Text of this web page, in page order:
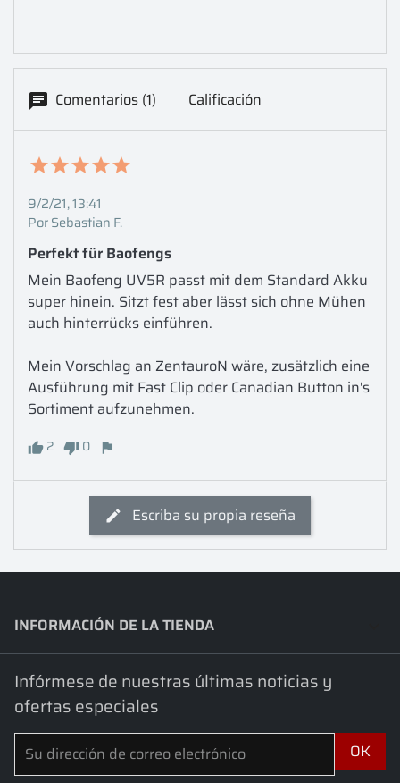
Comentarios (1) Calificación
9/2/21, 13:41
Por Sebastian F.
Perfekt für Baofengs
Mein Baofeng UV5R passt mit dem Standard Akku
super hinein. Sitzt fest aber lässt sich ohne Mühen
auch hinterrücks einführen.
Mein Vorschlag an ZentauroN wäre, zusätzlich eine
Ausführung mit Fast Clip oder Canadian Button in's
Sortiment aufzunehmen.
2 0
Escriba su propia reseña
INFORMACIÓN DE LA TIENDA
Infórmese de nuestras últimas noticias y
ofertas especiales